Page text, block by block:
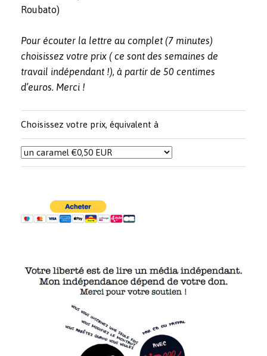
Roubato)
Pour écouter la lettre au complet (7 minutes)
choisissez votre prix ( ce sont des semaines de
travail indépendant !), à partir de 50 centimes
d’euros. Merci !
Choisissez votre prix, équivalent à